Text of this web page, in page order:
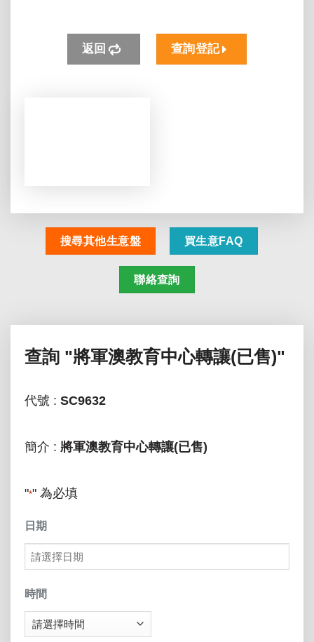
返回 查詢登記
搜尋其他生意盤 買生意FAQ
聯絡查詢
查詢 "將軍澳教育中心轉讓(已售)"
代號 : SC9632
簡介 : 將軍澳教育中心轉讓(已售)
"*" 為必填
日期
MM
slash
DD
時間